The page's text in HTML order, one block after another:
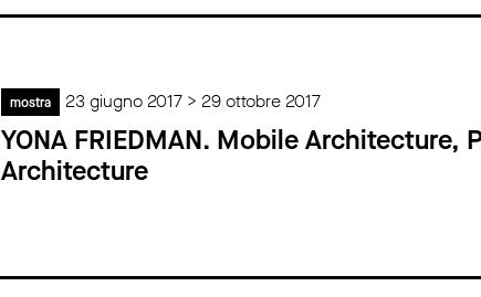
mostra 23 giugno 2017 > 29 ottobre 2017
YONA FRIEDMAN. Mobile Architecture,
Architecture